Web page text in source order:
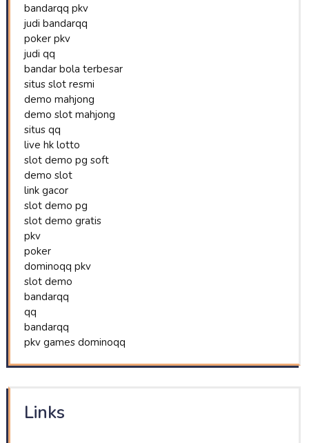
bandarqq pkv
judi bandarqq
poker pkv
judi qq
bandar bola terbesar
situs slot resmi
demo mahjong
demo slot mahjong
situs qq
live hk lotto
slot demo pg soft
demo slot
link gacor
slot demo pg
slot demo gratis
pkv
poker
dominoqq pkv
slot demo
bandarqq
qq
bandarqq
pkv games dominoqq
Links